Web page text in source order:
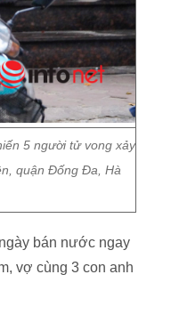
5 người tử vong xảy
quận Đống Đa, Hà
bán nước ngay
vợ cùng 3 con anh